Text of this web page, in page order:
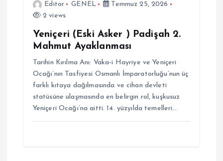
Editor GENEL
Temmuz 25, 2026
2 views
Yeniçeri (Eski Asker ) Padişah 2.
Mahmut Ayaklanması
Tarihin Kırılma Anı: Vaka-i Hayriye ve Yeniçeri
Ocağı’nın Tasfiyesi Osmanlı İmparatorluğu’nun üç
farklı kıtaya dağılmasında ve cihan devleti
statüsüne ulaşmasında en belirgin rol, kuşkusuz
Yeniçeri Ocağı’na aitti. 14. yüzyılda temelleri…